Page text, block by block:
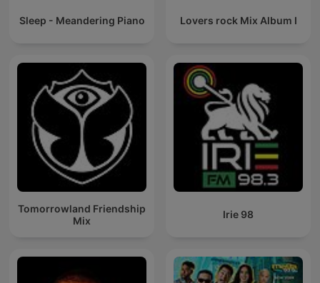
Sleep - Meandering Piano Lovers rock Mix Album I
Tomorrowland Friendship
Mix
Irie 98